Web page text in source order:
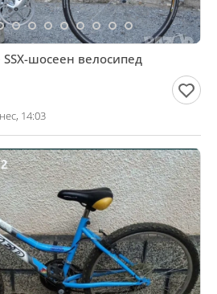
шосеен велосипед
14:03